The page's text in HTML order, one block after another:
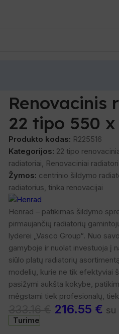
Renovacinis
22 tipo 550 x
Produkto kodas: R225516
Kategorijos: 22 tipo
radiatoriai Renovaciniai
Žymos: centrinio šildymo
radiatorius tinka renovacijai
Henrad – patikimas šildymo
pirmaujančių radiatorių
lyderei „Vasco Group“. Nuo
gamyboje ir nuolat investuoja į
siūlo platų radiatorių
modelių, kurie ne tik efektyviai
pasižymi aukšta kokybe,
mėgstami tiek profesionalų,
216.55 € su
Turime